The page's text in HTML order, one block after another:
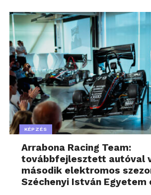
KÉPZÉS
Arrabona Racing Team:
továbbfejlesztett autóval
második elektromos
Széchenyi István Egyetem